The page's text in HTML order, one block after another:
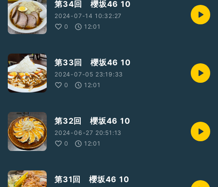
2020年12月27日〜2021年12月27日
全325回
第34回 櫻坂46 10
2024-07-14 10:32:27
0
12:01
第33回 櫻坂46 10
2024-07-05 23:19:33
0
12:01
第32回 櫻坂46 10
2024-06-27 20:51:13
0
12:01
第31回 櫻坂46 10